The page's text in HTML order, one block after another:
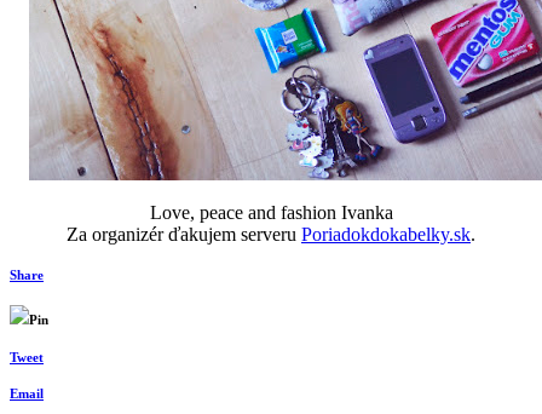
Love, peace and fashion Ivanka
Za organizér ďakujem serveru Poriadokdokabelky.sk.
Share
Pin
Tweet
Email